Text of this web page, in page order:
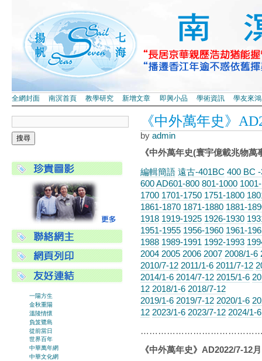
全網封面 南溟首頁 教學研究 新增文章 即興小品 學術資訊 學友來鴻
《中外萬年史》
by admin
《中外萬年史(寰宇億載兆物
編輯簡語 遠古-401BC 400 BC
600AD601-800 801-1000
1700 1701-1750 1751-1800
1861-1870 1871-1880 1881-
1918 1919-1925 1926-1930
1951-1955 1956-1960 1961-
1988 1989-1991 1992-1993
2004 2005 2006 2007 2008/1-6
2010/7-12 2011/1-6 2011/7-12
2014/1-6 2014/7-12 2015/1-6
12 2018/1-6 2018/7-12
2019/1-6 2019/7-12 2020/1-6
12 2023/1-6 2023/7-12 2024/1-6
《中外萬年史》AD2022/7-12月
一陽方生
金秋重陽
溫陵情懷
負笈鷺島
從前當日
世界百年
中華萬年網
中華文化網